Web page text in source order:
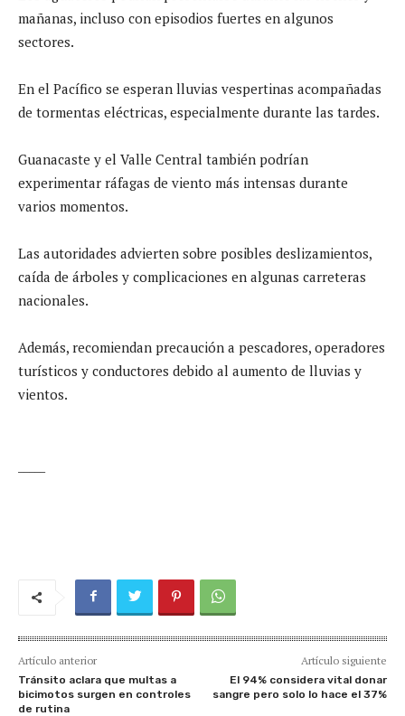
mañanas, incluso con episodios fuertes en algunos
sectores.
En el Pacífico se esperan lluvias vespertinas acompañadas
de tormentas eléctricas, especialmente durante las tardes.
Guanacaste y el Valle Central también podrían
experimentar ráfagas de viento más intensas durante
varios momentos.
Las autoridades advierten sobre posibles deslizamientos,
caída de árboles y complicaciones en algunas carreteras
nacionales.
Además, recomiendan precaución a pescadores, operadores
turísticos y conductores debido al aumento de lluvias y
vientos.
Artículo anterior
Tránsito aclara que multas a
bicimotos surgen en controles
de rutina
Artículo siguiente
El 94% considera vital donar
sangre pero solo lo hace el 37%